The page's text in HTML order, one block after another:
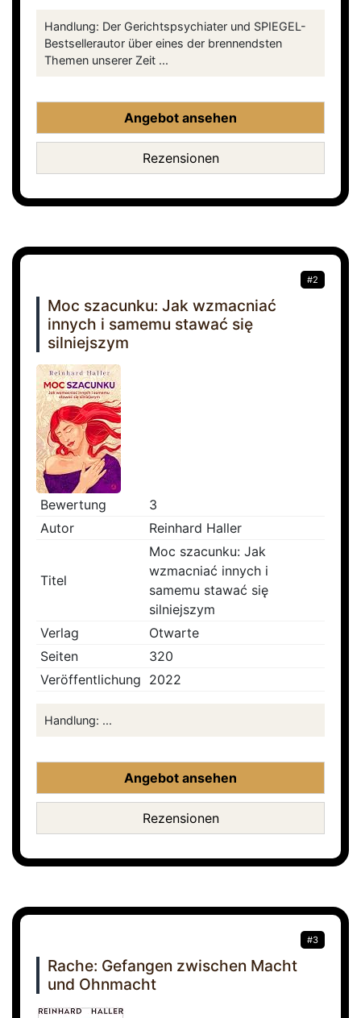
Handlung: Der Gerichtspsychiater und SPIEGEL-
Bestsellerautor über eines der brennendsten
Themen unserer Zeit ...
Angebot ansehen
Rezensionen
#2
Moc szacunku: Jak wzmacniać
innych i samemu stawać się
silniejszym
Bewertung
3
Autor
Reinhard Haller
Titel
Moc szacunku: Jak
wzmacniać innych i
samemu stawać się
silniejszym
Verlag
Otwarte
Seiten
320
Veröffentlichung 2022
Handlung: ...
Angebot ansehen
Rezensionen
#3
Rache: Gefangen zwischen Macht
und Ohnmacht